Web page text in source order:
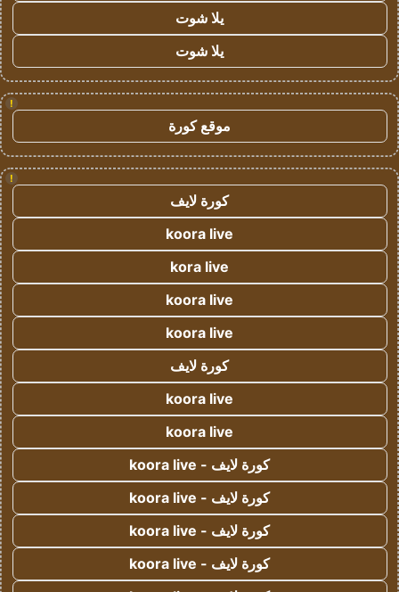
يلا شوت
يلا شوت
!
موقع كورة
!
كورة لايف
koora live
kora live
koora live
koora live
كورة لايف
koora live
koora live
كورة لايف - koora live
كورة لايف - koora live
كورة لايف - koora live
كورة لايف - koora live